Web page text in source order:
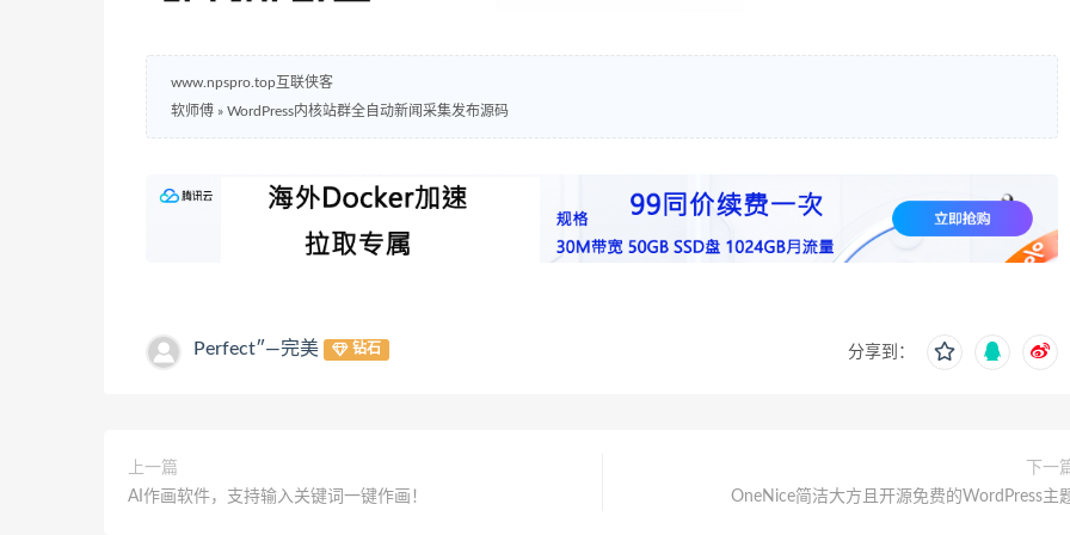
www.npspro.top互联侠客
软师傅 » WordPress内核站群全自动新闻采集发布源码
Perfect″—完美 钻石 分享到：
上一篇
AI作画软件，支持输入关键词一键作画！
下一
OneNice简洁大方且开源免费的WordPress主